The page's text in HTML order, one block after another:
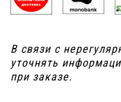
В связи с
уточнять
при заказе.